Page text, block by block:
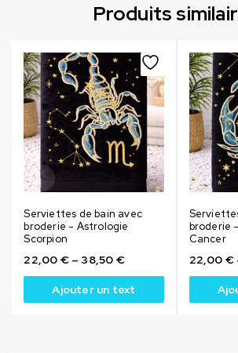
Produits
Serviettes de bain avec
broderie - Astrologie
Scorpion
22,00 €– 38,50 €
Ajouter un text
broderie
Cancer
22,00 €